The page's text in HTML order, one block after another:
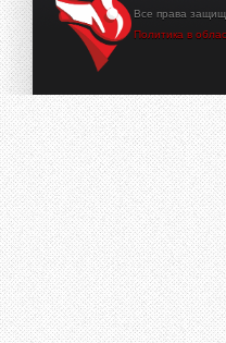
Все права
Политика в